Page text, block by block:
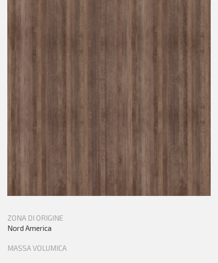
ZONA DI ORIGINE
Nord America
MASSA VOLUMICA